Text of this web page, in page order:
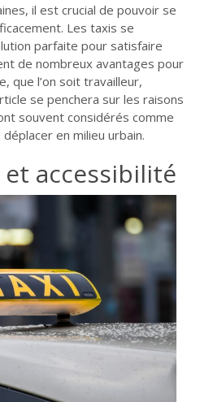
il est crucial de pouvoir se
Les taxis se
parfaite pour satisfaire
de nombreux avantages pour
que l’on soit travailleur,
se penchera sur les raisons
souvent considérés comme
en milieu urbain.
accessibilité